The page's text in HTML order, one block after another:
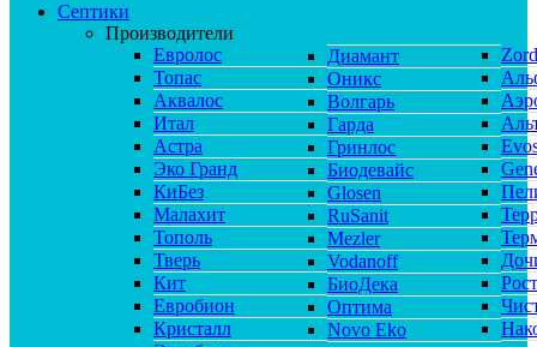
Септики
Производители
Евролос
Топас
Аквалос
Итал
Астра
Эко Гранд
КиБез
Малахит
Тополь
Тверь
Кит
Евробион
Кристалл
Диамант
Оникс
Волгарь
Гарда
Гринлос
Биодевайс
Glosen
RuSanit
Mezler
Vodanoff
БиоДека
Оптима
Novo Eko